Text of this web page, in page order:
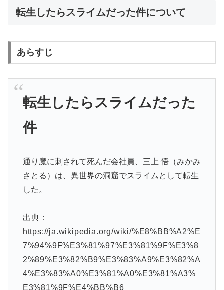
転生したらスライムだった件について
あらすじ
転生したらスライムだった
件
通り魔に刺されて死んだ会社員、三上 悟（みかみ
さとる）は、異世界の洞窟でスライムとして転生
した。
出典：
https://ja.wikipedia.org/wiki/%E8%BB%A2%E
7%94%9F%E3%81%97%E3%81%9F%E3%8
2%89%E3%82%B9%E3%83%A9%E3%82%A
4%E3%83%A0%E3%81%A0%E3%81%A3%
E3%81%9F%E4%BB%B6